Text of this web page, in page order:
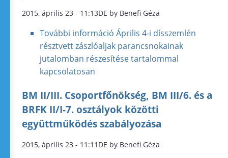
2015, április 23 - 11:13DE by Benefi Géza
További információ Április 4-i dísszemlén
résztvett zászlóaljak parancsnokainak
jutalomban részesítése tartalommal
kapcsolatosan
BM II/III. Csoportfőnökség, BM III/6. és a
BRFK II/I-7. osztályok közötti
együttműködés szabályozása
2015, április 23 - 11:11DE by Benefi Géza